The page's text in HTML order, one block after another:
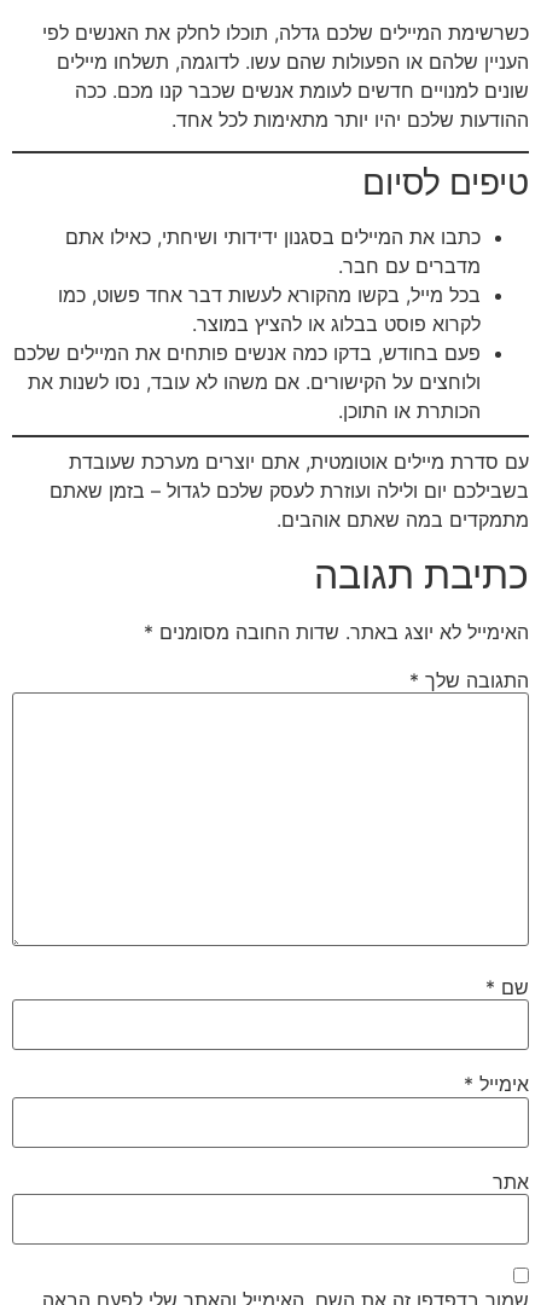
כשרשימת המיילים שלכם גדלה, תוכלו לחלק את האנשים לפי
העניין שלהם או הפעולות שהם עשו. לדוגמה, תשלחו מיילים
שונים למנויים חדשים לעומת אנשים שכבר קנו מכם. ככה
ההודעות שלכם יהיו יותר מתאימות לכל אחד.
טיפים לסיום
כתבו את המיילים בסגנון ידידותי ושיחתי, כאילו אתם
מדברים עם חבר.
בכל מייל, בקשו מהקורא לעשות דבר אחד פשוט, כמו
לקרוא פוסט בבלוג או להציץ במוצר.
פעם בחודש, בדקו כמה אנשים פותחים את המיילים שלכם
ולוחצים על הקישורים. אם משהו לא עובד, נסו לשנות את
הכותרת או התוכן.
עם סדרת מיילים אוטומטית, אתם יוצרים מערכת שעובדת
בשבילכם יום ולילה ועוזרת לעסק שלכם לגדול – בזמן שאתם
מתמקדים במה שאתם אוהבים.
כתיבת תגובה
האימייל לא יוצג באתר. שדות החובה מסומנים *
התגובה שלך *
שם *
אימייל *
אתר